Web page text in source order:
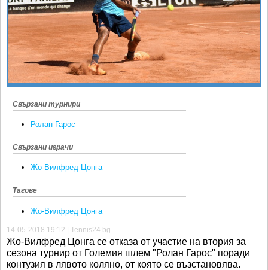
SOFIA OPEN
КЛУБОВЕ
БЛОГ
ВИДЕО
ЖЪЛТО
РАКЕТНИ
Ретро
Спорт&Фитнес
Други
Любители
Свързани турнири
Ролан Гарос
Свързани играчи
Жо-Вилфред Цонга
Тагове
Жо-Вилфред Цонга
14-05-2018 19:12 | Tennis24.bg
Жо-Вилфред Цонга се отказа от участие на втория за
сезона турнир от Големия шлем "Ролан Гарос" поради
контузия в лявото коляно, от която се възстановява.